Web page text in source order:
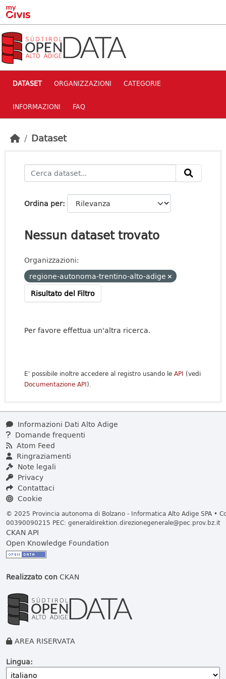
Skip to main content
DATASET ORGANIZZAZIONI CATEGORIE
INFORMAZIONI FAQ
Dataset
Ordina per
Nessun dataset trovato
Organizzazioni:
regione-autonoma-trentino-alto-adige
Risultato del Filtro
Per favore effettua un'altra ricerca.
E' possibile inoltre accedere al registro usando le API (vedi
Documentazione API).
Informazioni Dati Alto Adige
Domande frequenti
Atom Feed
Ringraziamenti
Note legali
Privacy
Contattaci
Cookie
© 2025 Provincia autonoma di Bolzano - Informatica Alto Adige SPA •
00390090215 PEC: generaldirektion.direzionegenerale@pec.prov.bz.it
CKAN API
Open Knowledge Foundation
Realizzato conCKAN
AREA RISERVATA
Lingua